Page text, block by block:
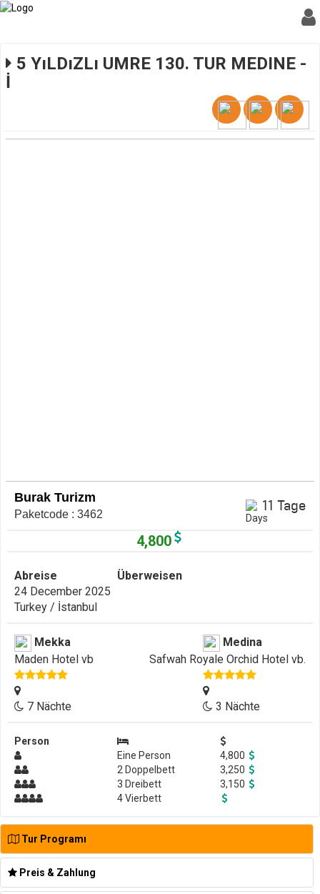
5 YıLDıZLı UMRE 130. TUR MEDINE -
İ
Burak Turizm
Paketcode : 3462
11 Tage
4,800
Abreise
24 December 2025
Turkey / İstanbul
Überweisen
Mekka
Medina
Maden Hotel vb
Safwah Royale Orchid Hotel vb.
7 Nächte 3 Nächte
Person
Eine Person
4,800
2 Doppelbett
3,250
3 Dreibett
3,150
4 Vierbett
Tur Programı
Preis & Zahlung